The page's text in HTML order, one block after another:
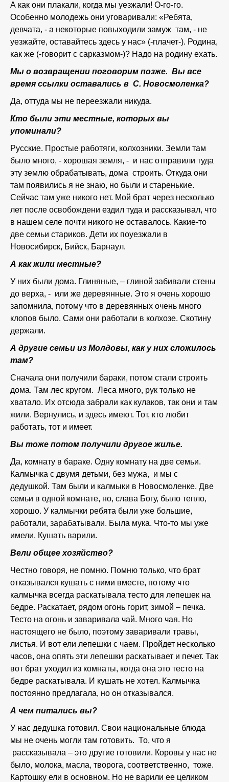
А как они плакали, когда мы уезжали! О-го-го.
Особенно молодежь они уговаривали: «Ребята,
девчата, - а некоторые повыходили замуж там, - не
уезжайте, оставайтесь здесь у нас» (-плачет-). Родина,
как же (-говорит с сарказмом-)? Надо на родину ехать.
Мы о возвращении поговорим позже. Вы все
время ссылки оставались в С. Новосмоленка?
Да, оттуда мы не переезжали никуда.
Кто были эти местные, которых вы
упоминали?
Русские. Простые работяги, колхозники. Земли там
было много, - хорошая земля, - и нас отправили туда
эту землю обрабатывать, дома строить. Откуда они
там появились я не знаю, но были и старенькие.
Сейчас там уже никого нет. Мой брат через несколько
лет после освобождени ездил туда и рассказывал, что
в нашем селе почти никого не оставалось. Какие-то
две семьи стариков. Дети их поуезжали в
Новосибирск, Бийск, Барнаул.
А как жили местные?
У них были дома. Глиняные, – глиной забивали стены
до верха, - или же деревянные. Это я очень хорошо
запомнила, потому что в деревянных очень много
клопов было. Сами они работали в колхозе. Скотину
держали.
А другие семьи из Молдовы, как у них сложилось
там?
Сначала они получили бараки, потом стали строить
дома. Там лес кругом. Леса много, рук только не
хватало. Их отсюда забрали как кулаков, так они и там
жили. Вернулись, и здесь имеют. Тот, кто любит
работать, тот и имеет.
Вы тоже потом получили другое жилье.
Да, комнату в бараке. Одну комнату на две семьи.
Калмычка с двумя детьми, без мужа, и мы с
дедушкой. Там были и калмыки в Новосмоленке. Две
семьи в одной комнате, но, слава Богу, было тепло,
хорошо. У калмычки ребята были уже большие,
работали, зарабатывали. Была мука. Что-то мы уже
имели. Кушать варили.
Вели общее хозяйство?
Честно говоря, не помню. Помню только, что брат
отказывался кушать с ними вместе, потому что
калмычка всегда раскатывала тесто для лепешек на
бедре. Раскатает, рядом огонь горит, зимой – печка.
Тесто на огонь и заваривала чай. Много чая. Но
настоящего не было, поэтому заваривали травы,
листья. И вот ели лепешки с чаем. Пройдет несколько
часов, она опять эти лепешки раскатывает и печет. Так
вот брат уходил из комнаты, когда она это тесто на
бедре раскатывала. И кушать не хотел. Калмычка
постоянно предлагала, но он отказывался.
А чем питались вы?
У нас дедушка готовил. Свои национальные блюда
мы не очень могли там готовить. То, что я
рассказывала – это другие готовили. Коровы у нас не
было, молока, масла, творога, соответственно, тоже.
Картошку ели в основном. Но не варили ее целиком